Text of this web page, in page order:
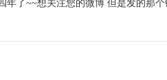
年了~~想关注您的微博 但是发的那